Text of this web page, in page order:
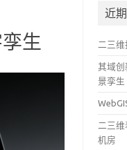
生
近
二三
其域创
景孪生
二三
机房